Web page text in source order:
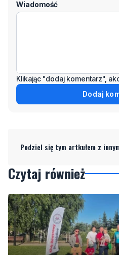
Wiadomość
Klikając "dodaj komentarz",
Dodaj
Podziel się tym artkułem z
Czytaj również